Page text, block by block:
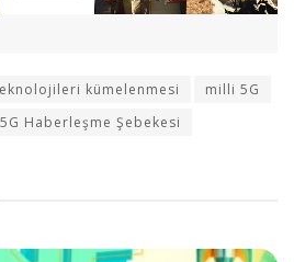
kümelenmesi
milli 5G
Haberleşme Şebekesi